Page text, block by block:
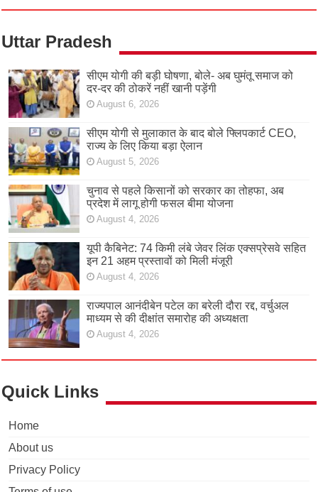
Uttar Pradesh
सीएम योगी की बड़ी घोषणा, बोले- अब घुमंतू समाज को
दर-दर की ठोकरें नहीं खानी पड़ेंगी
August 6, 2026
सीएम योगी से मुलाकात के बाद बोले फ्लिपकार्ट CEO,
राज्य के लिए किया बड़ा ऐलान
August 5, 2026
चुनाव से पहले किसानों को सरकार का तोहफा, अब
प्रदेश में लागू होगी फसल बीमा योजना
August 4, 2026
यूपी कैबिनेट: 74 किमी लंबे जेवर लिंक एक्सप्रेसवे सहित
इन 21 अहम प्रस्तावों को मिली मंजूरी
August 4, 2026
राज्यपाल आनंदीबेन पटेल का बरेली दौरा रद्द, वर्चुअल
माध्यम से की दीक्षांत समारोह की अध्यक्षता
August 4, 2026
Quick Links
Home
About us
Privacy Policy